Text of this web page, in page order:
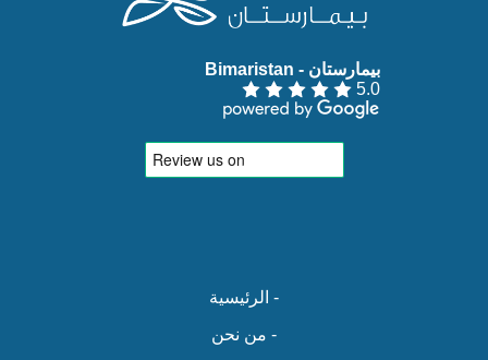
بيمارستان - Bimaristan‏
5.0
- الرئيسية
- من نحن